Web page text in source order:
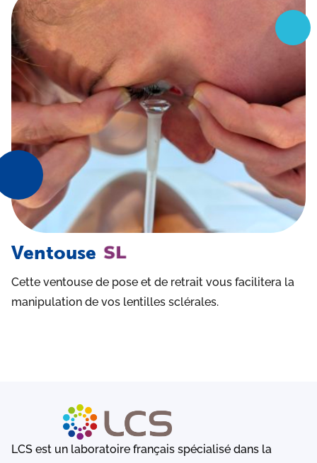
Ventouse
Cette ventouse de pose et de retrait vous facilitera la
manipulation de vos lentilles sclérales.
LCS est un laboratoire français spécialisé dans la